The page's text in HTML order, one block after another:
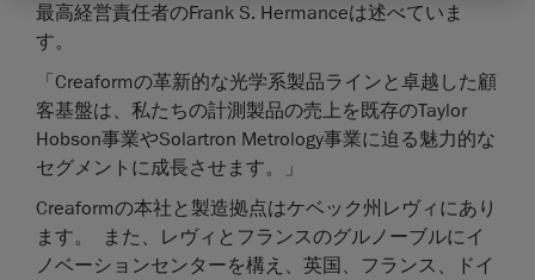
最高経営責任者のFrank S. Hermanceは述べていま
す。
「Creaformの革新的な光学系製品ラインと卓越した顧
客基盤は、私たちの計測製品の売上を既存のTaylor
Hobson事業やSolartron Metrology事業に迫る魅力的な
セグメントに成長させます。」
Creaformの本社と製造拠点はケベック州レヴィにあり
ます。 また、レヴィとフランスのグルノーブルにイ
ノベーションセンターを構え、英国、フランス、ドイ